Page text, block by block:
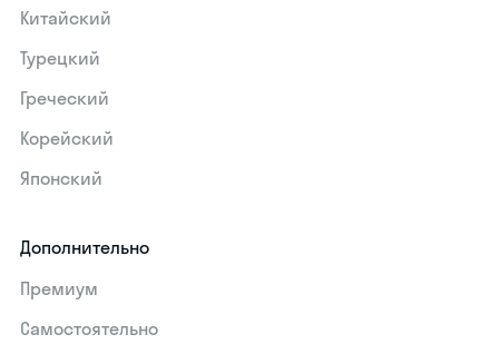
Китайский
Турецкий
Греческий
Корейский
Японский
Дополнительно
Премиум
Самостоятельно